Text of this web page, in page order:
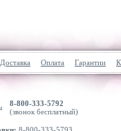
Доставка Оплата Гарантии
8-800-333-5792
(звонок бесплатный)